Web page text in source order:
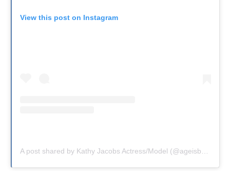
View this post on Instagram
A post shared by Kathy Jacobs Actress/Model (@ageisbeauty)